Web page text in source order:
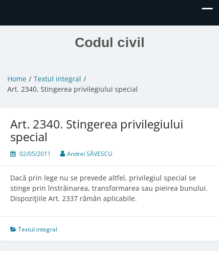
Codul civil
Home
Textul integral
Art. 2340. Stingerea privilegiului special
Art. 2340. Stingerea privilegiului
special
02/05/2011 Andrei SĂVESCU
Dacă prin lege nu se prevede altfel, privilegiul special se
stinge prin înstrăinarea, transformarea sau pieirea bunului.
Dispoziţiile Art. 2337 rămân aplicabile.
Textul integral